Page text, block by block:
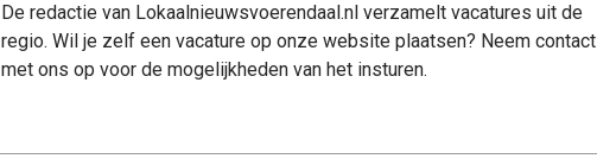
De redactie van Lokaalnieuwsvoerendaal.nl verzamelt vacatures uit de
regio. Wil je zelf een vacature op onze website plaatsen? Neem contact
met ons op voor de mogelijkheden van het insturen.